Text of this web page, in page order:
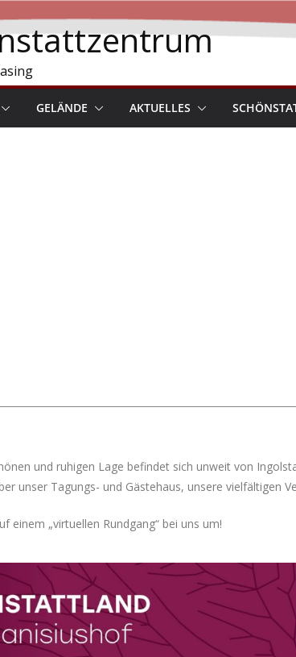
GELÄNDE AKTUELLES
und ruhigen Lage befindet sich unweit von
unser Tagungs- und Gästehaus, unsere vielfältigen
einem „virtuellen Rundgang“ bei uns um!